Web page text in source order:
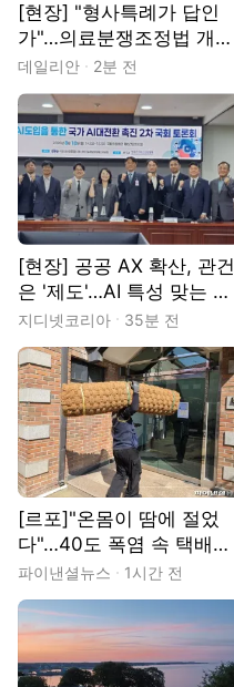
[현장] "형사특례가 답인
가"…의료분쟁조정법 개정,
실효성·환자 보호 논란
데일리안 2분 전
[현장] 공공 AX 확산, 관건
은 '제도'…AI 특성 맞는 발
주·계약 체계 갖춰야
지디넷코리아 35분 전
[르포]"온몸이 땀에 절었
다"…40도 폭염 속 택배기
사의 하루
파이낸셜뉴스 1시간 전